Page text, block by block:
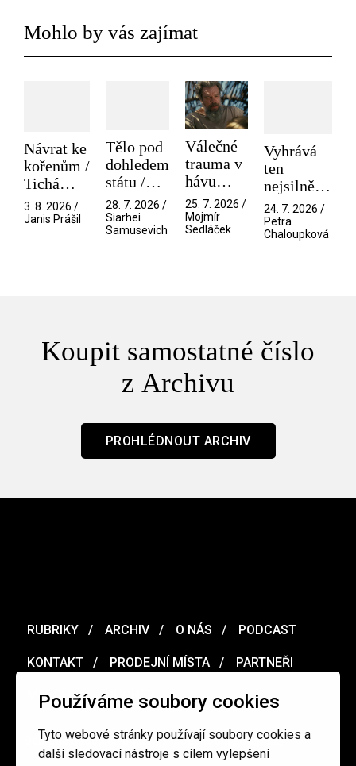
Používáme soubory cookies
Tyto webové stránky používají soubory cookies a
další sledovací nástroje s cílem vylepšení
Mohlo by vás zajímat
Návrat ke
kořenům /
Tichá
přítelkyně
3. 8. 2026 /
Janis Prášil
Tělo pod
dohledem
státu /
Pramen
28. 7. 2026 /
Siarhei
Samusevich
Válečné
trauma v
hávu
spektáklu
/ Odyssea
25. 7. 2026 /
Mojmír
Sedláček
Vyhrává
ten
nejsilnější
/ V nitru
manosféry
24. 7. 2026 /
Petra
Chaloupková
Koupit samostatné číslo
z Archivu
PROHLÉDNOUT ARCHIV
RUBRIKY ARCHIV O NÁS PODCAST
KONTAKT PRODEJNÍ MÍSTA PARTNEŘI
MERCH VOUCHER
Ochrana osobních údajů / Obchodní podmínky